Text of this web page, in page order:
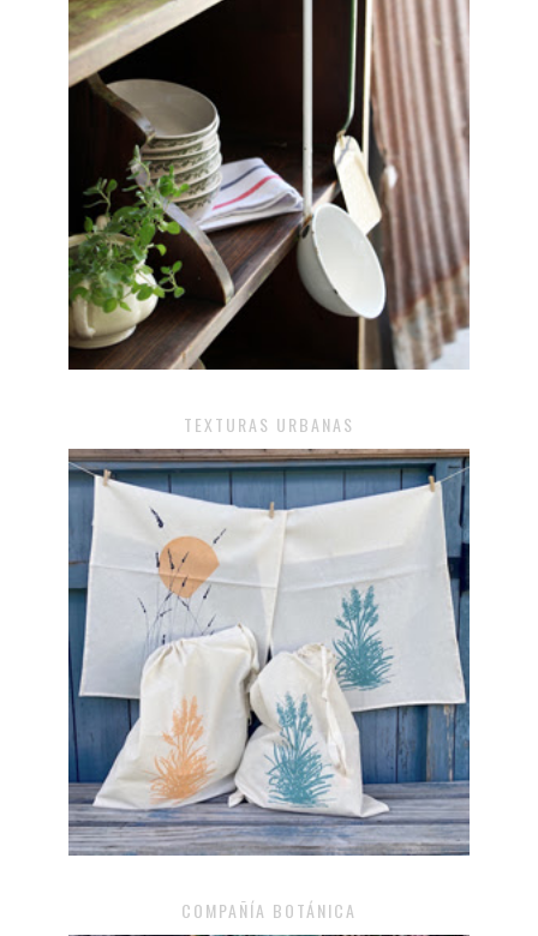
TEXTURAS URBANAS
COMPAÑÍA BOTÁNICA